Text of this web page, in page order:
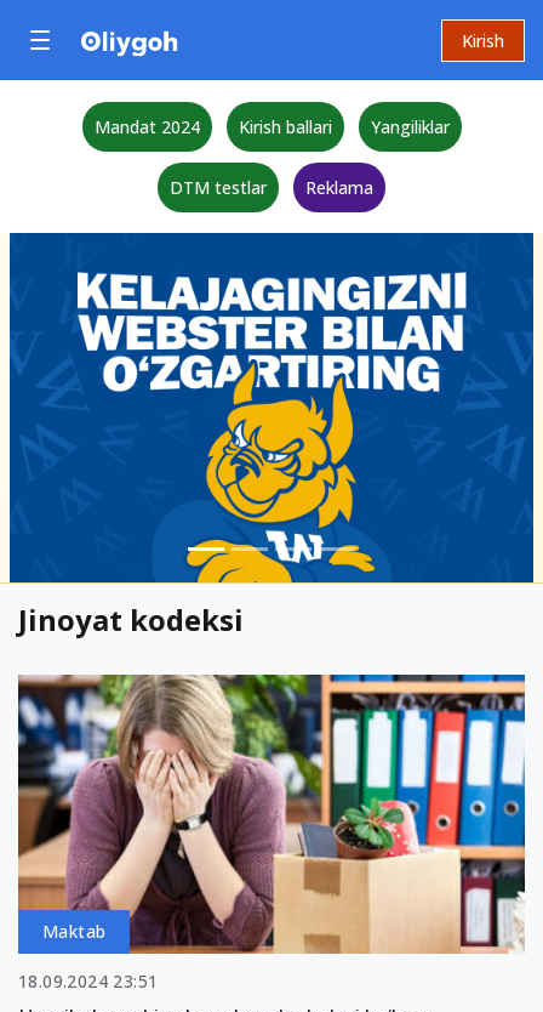
Kirish
Mandat 2024 Kirish ballari Yangiliklar
DTM testlar Reklama
Jinoyat kodeksi
Maktab
18.09.2024 23:51